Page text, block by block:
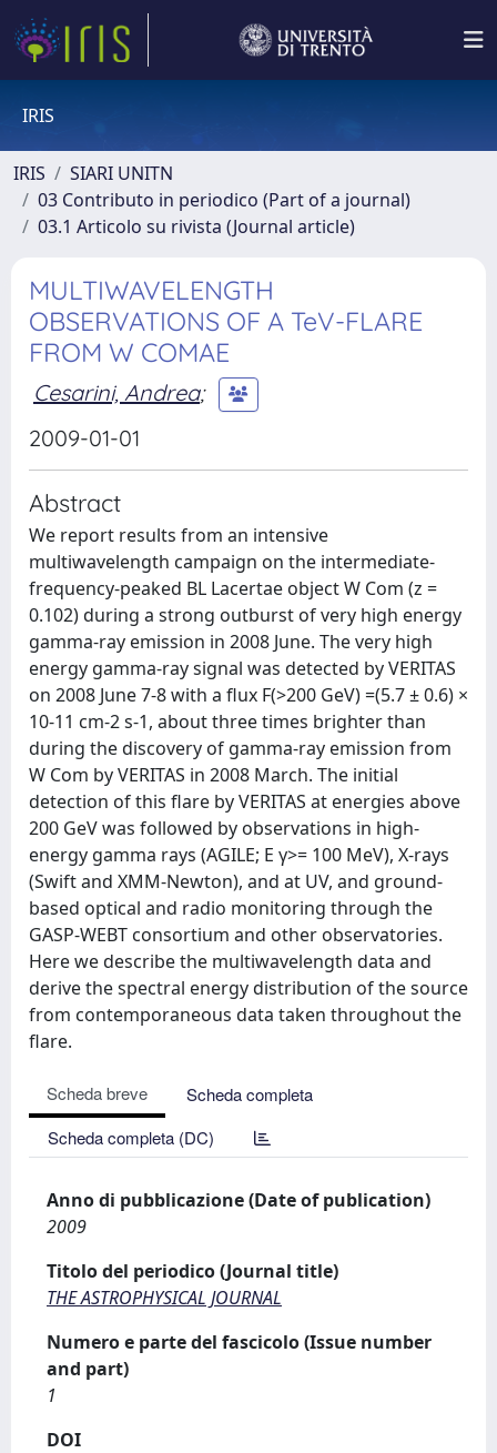
IRIS
IRIS
SIARI UNITN
03 Contributo in periodico (Part of a journal)
03.1 Articolo su rivista (Journal article)
MULTIWAVELENGTH
OBSERVATIONS OF A TeV-FLARE
FROM W COMAE
Cesarini, Andrea;
2009-01-01
Abstract
We report results from an intensive
multiwavelength campaign on the intermediate-
frequency-peaked BL Lacertae object W Com (z =
0.102) during a strong outburst of very high energy
gamma-ray emission in 2008 June. The very high
energy gamma-ray signal was detected by VERITAS
on 2008 June 7-8 with a flux F(>200 GeV) =(5.7 ± 0.6) ×
10-11 cm-2 s-1, about three times brighter than
during the discovery of gamma-ray emission from
W Com by VERITAS in 2008 March. The initial
detection of this flare by VERITAS at energies above
200 GeV was followed by observations in high-
energy gamma rays (AGILE; E γ>= 100 MeV), X-rays
(Swift and XMM-Newton), and at UV, and ground-
based optical and radio monitoring through the
GASP-WEBT consortium and other observatories.
Here we describe the multiwavelength data and
derive the spectral energy distribution of the source
from contemporaneous data taken throughout the
flare.
Scheda breve
Scheda completa
Scheda completa (DC)
Anno di pubblicazione (Date of publication)
2009
Titolo del periodico (Journal title)
THE ASTROPHYSICAL JOURNAL
Numero e parte del fascicolo (Issue number
and part)
1
DOI